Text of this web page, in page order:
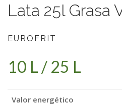
Lata 25l Grasa
EUROFRIT
10 L / 25 L
Valor energético